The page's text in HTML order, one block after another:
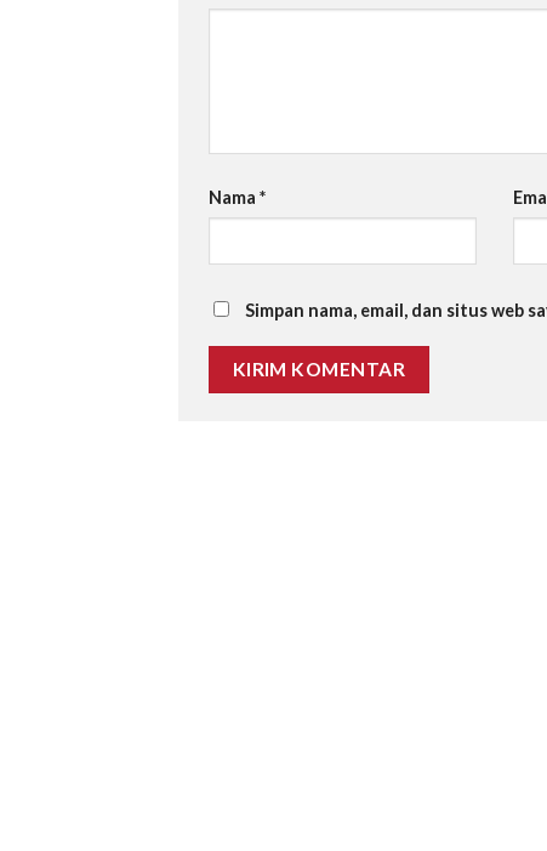
Nama *
Simpan nama, email, dan situs web